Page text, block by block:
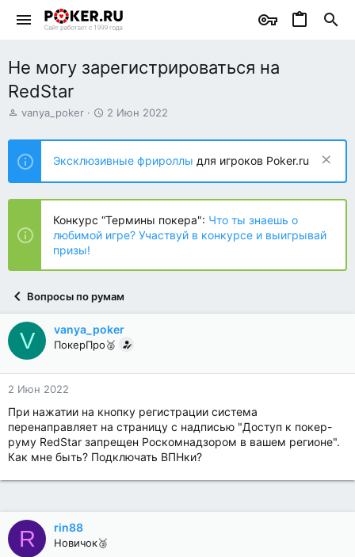
Не могу зарегистрироваться на
RedStar
А
т
о
р
т
е
ы
vanya_poker
Д
т
н
а
ч
л
а
2 Июн 2022
Эксклюзивные фрироллы для игроков Poker.ru
Конкурс “Термины покера": Что ты знаешь о
любимой игре? Участвуй в конкурсе и выигрывай
призы!
Вопросы по румам
V vanya_poker
ПокерПро🥈
2 Июн 2022
При нажатии на кнопку регистрации система
перенаправляет на страницу с надписью "Доступ к покер-
руму RedStar запрещен Роскомнадзором в вашем регионе".
Как мне быть? Подключать ВПНки?
R rin88
Новичок🥉